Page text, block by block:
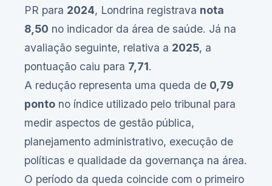
PR para 2024, Londrina registrava nota
8,50 no indicador da área de saúde. Já na
avaliação seguinte, relativa a 2025, a
pontuação caiu para 7,71.
A redução representa uma queda de 0,79
ponto no índice utilizado pelo tribunal para
medir aspectos de gestão pública,
planejamento administrativo, execução de
políticas e qualidade da governança na área.
O período da queda coincide com o primeiro